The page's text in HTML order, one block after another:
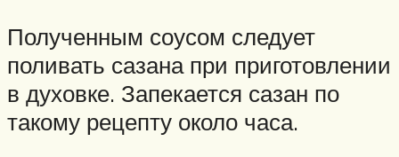
Полученным соусом следует
поливать сазана при приготовлении
в духовке. Запекается сазан по
такому рецепту около часа.